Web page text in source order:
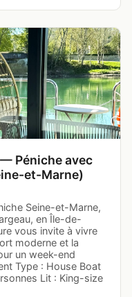
Péniche avec
et-Marne)
Seine-et-Marne,
en Île-de-
vous invite à vivre
moderne et la
un week-end
Type : House Boat
Lit : King-size